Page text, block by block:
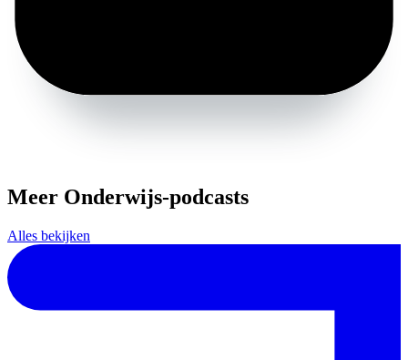
Meer Onderwijs-podcasts
Alles bekijken